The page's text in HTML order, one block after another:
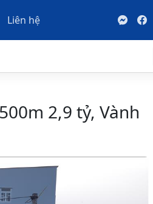
Liên hệ
2,9 tỷ, Vành